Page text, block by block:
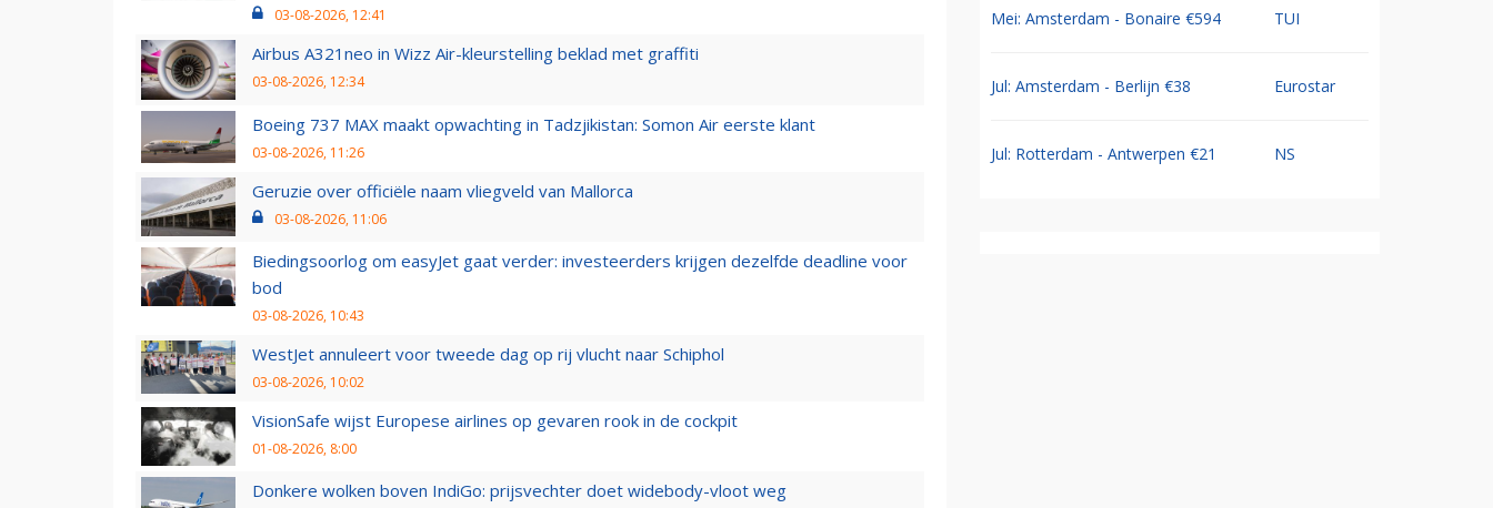
03-08-2026, 12:41
Airbus A321neo in Wizz Air-kleurstelling beklad met graffiti
03-08-2026, 12:34
Boeing 737 MAX maakt opwachting in Tadzjikistan: Somon Air eerste klant
03-08-2026, 11:26
Geruzie over officiële naam vliegveld van Mallorca
03-08-2026, 11:06
Biedingsoorlog om easyJet gaat verder: investeerders krijgen dezelfde deadline voor
bod
03-08-2026, 10:43
WestJet annuleert voor tweede dag op rij vlucht naar Schiphol
03-08-2026, 10:02
VisionSafe wijst Europese airlines op gevaren rook in de cockpit
01-08-2026, 8:00
Donkere wolken boven IndiGo: prijsvechter doet widebody-vloot weg
Mei: Amsterdam - Bonaire €594 TUI
Jul: Amsterdam - Berlijn €38 Eurostar
Jul: Rotterdam - Antwerpen €21 NS